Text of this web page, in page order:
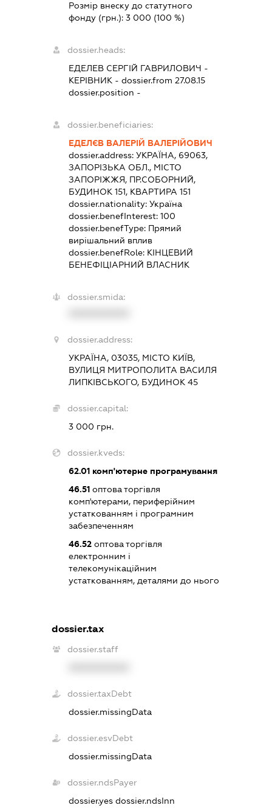
Розмір внеску до статутного
фонду (грн.):3 000 (100 %)
dossier.heads:
ЕДЕЛЕВ СЕРГІЙ ГАВРИЛОВИЧ -
КЕРІВНИК - dossier.from 27.08.15
dossier.position -
dossier.beneficiaries:
ЕДЕЛЄВ ВАЛЕРІЙ ВАЛЕРІЙОВИЧ
dossier.address:УКРАЇНА, 69063,
ЗАПОРІЗЬКА ОБЛ., МІСТО
ЗАПОРІЖЖЯ, ПР.СОБОРНИЙ,
БУДИНОК 151, КВАРТИРА 151
dossier.nationality:Україна
dossier.benefInterest:100
dossier.benefType: Прямий
вирішальний вплив
dossier.benefRole: КІНЦЕВИЙ
БЕНЕФІЦІАРНИЙ ВЛАСНИК
dossier.smida:
dossier.address:
УКРАЇНА, 03035, МІСТО КИЇВ,
ВУЛИЦЯ МИТРОПОЛИТА ВАСИЛЯ
ЛИПКІВСЬКОГО, БУДИНОК 45
dossier.capital:
3 000 грн.
dossier.kveds:
62.01 комп'ютерне програмування
46.51 оптова торгівля
комп'ютерами, периферійним
устаткованням і програмним
забезпеченням
46.52 оптова торгівля
електронним і
телекомунікаційним
устаткованням, деталями до нього
dossier.tax
dossier.staff
dossier.taxDebt
dossier.missingData
dossier.esvDebt
dossier.missingData
dossier.ndsPayer
dossier.yesdossier.ndsInn